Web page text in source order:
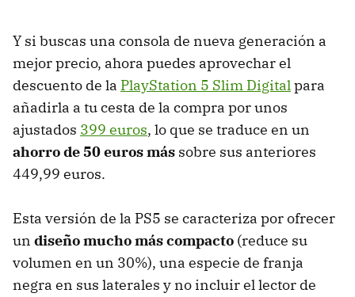
Y si buscas una consola de nueva generación a
mejor precio, ahora puedes aprovechar el
descuento de la PlayStation 5 Slim Digitalpara
añadirla a tu cesta de la compra por unos
ajustados 399 euros, lo que se traduce en un
ahorro de 50 euros más sobre sus anteriores
449,99 euros.
Esta versión de la PS5 se caracteriza por ofrecer
un diseño mucho más compacto (reduce su
volumen en un 30%), una especie de franja
negra en sus laterales y no incluir el lector de